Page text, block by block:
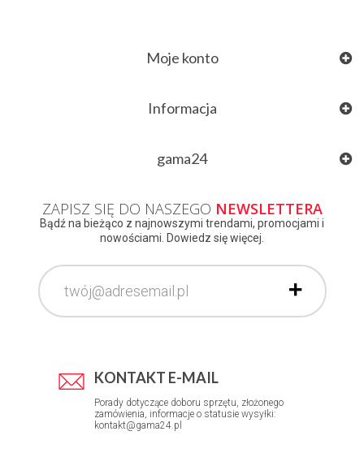
Moje konto
Informacja
gama24
ZAPISZ SIĘ DO NASZEGO NEWSLETTERA
Bądź na bieżąco z najnowszymi trendami, promocjami i
nowościami. Dowiedz się więcej.
KONTAKT E-MAIL
Porady dotyczące doboru sprzętu, złożonego
zamówienia, informacje o statusie wysyłki:
kontakt@gama24.pl